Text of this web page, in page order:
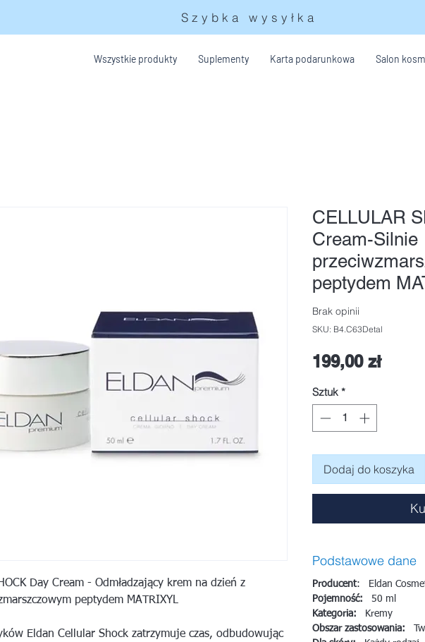
Szybka wysyłka
Wszystkie produkty Suplementy Karta podarunkowa Salon
Day Cream - Odmładzający krem na dzień z
peptydem MATRIXYL
Eldan Cellular Shock zatrzymuje czas, odbudowując
CELLULAR
Cream-Silnie
peptydem
Brak opinii
SKU: B4.C63Detal
199,00 złCena
Sztuk *
Dodaj do koszyka
Podstawowe dane
Producent: Eldan
Pojemność: 50 ml
Kategoria: Kremy
Obszar zastosowania: